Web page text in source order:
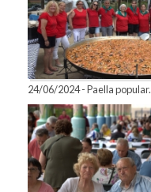
24/06/2024 - Paella popular.